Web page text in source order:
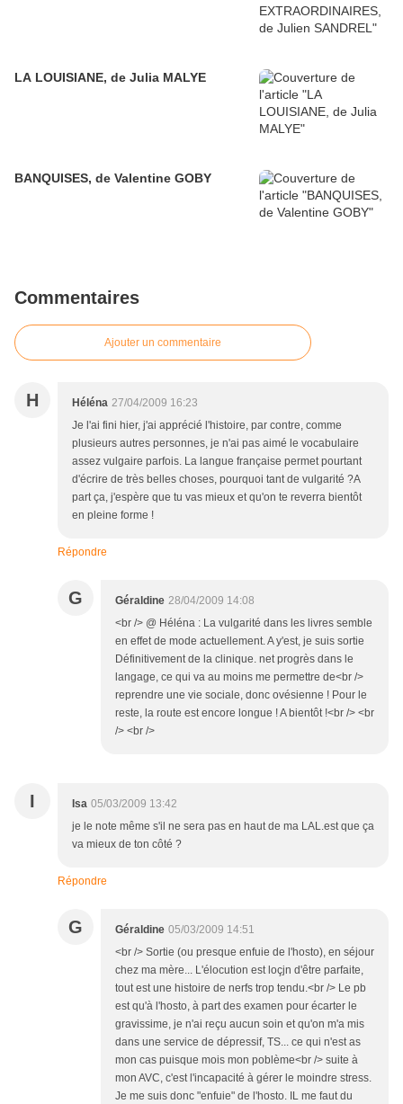
LA LOUISIANE, de Julia MALYE
BANQUISES, de Valentine GOBY
Commentaires
Ajouter un commentaire
H Héléna 27/04/2009 16:23
Je l'ai fini hier, j'ai apprécié l'histoire, par contre, comme
plusieurs autres personnes, je n'ai pas aimé le vocabulaire
assez vulgaire parfois. La langue française permet pourtant
d'écrire de très belles choses, pourquoi tant de vulgarité ?A
part ça, j'espère que tu vas mieux et qu'on te reverra bientôt
en pleine forme !
Répondre
G Géraldine 28/04/2009 14:08
<br /> @ Héléna : La vulgarité dans les livres semble
en effet de mode actuellement. A y'est, je suis sortie
Définitivement de la clinique. net progrès dans le
langage, ce qui va au moins me permettre de<br />
reprendre une vie sociale, donc ovésienne ! Pour le
reste, la route est encore longue ! A bientôt !<br /> <br
/> <br />
I Isa 05/03/2009 13:42
je le note même s'il ne sera pas en haut de ma LAL.est que ça
va mieux de ton côté ?
Répondre
G Géraldine 05/03/2009 14:51
<br /> Sortie (ou presque enfuie de l'hosto), en séjour
chez ma mère... L'élocution est loçjn d'être parfaite,
tout est une histoire de nerfs trop tendu.<br /> Le pb
est qu'à l'hosto, à part des examen pour écarter le
gravissime, je n'ai reçu aucun soin et qu'on m'a mis
dans une service de dépressif, TS... ce qui n'est as
mon cas puisque mois mon poblème<br /> suite à
mon AVC, c'est l'incapacité à gérer le moindre stress.
Je me suis donc "enfuie" de l'hosto. IL me faut du